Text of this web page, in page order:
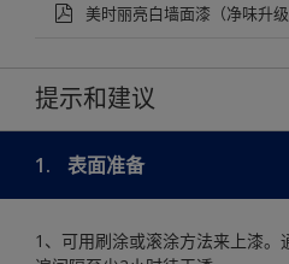
美时丽亮白墙面漆（净味升级
提示和建议
1. 表面准备
1、可用刷涂或滚涂方法来上漆